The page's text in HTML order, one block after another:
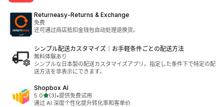
Returneasy‑Returns & Exchange
免费
还可通过商店抵扣金钱包自动处理退换货。
シンプル配送カスタマイズ｜お手軽条件ごとの配送方法
無料体験あり
シンプルな日本製の配送カスタマイズアプリ。指定した条件下で特定の配
送方法を非表示にできます。
Shopbox AI
5.0星（满分 5 星）
(3)
总共 3 条评论
•提供免费试用
通过 AI 深度个性化提升转化率和客单价